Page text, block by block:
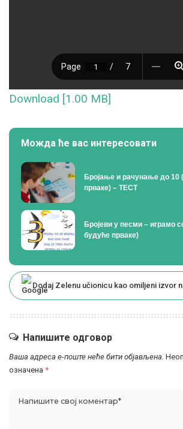
Download [1.00 MB]
Можда ће вас интересовати
Бројање и рачунање до 10
прваке) – ТЕСТ
Бројеви у песми – играмо
будуће прваке)
Dodaj Zelenu učionicu kao omiljeni izvor
Напишите одговор
Ваша адреса е-поште неће бити објављена.
означена *